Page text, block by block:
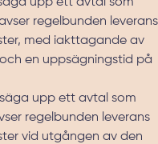
regelbunden leverans
med iakttagande av
en uppsägningstid på
upp ett avtal som
regelbunden leverans
vid utgången av den